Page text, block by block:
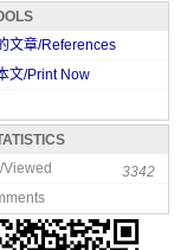
文章/References
文/Print Now
Viewed
3342